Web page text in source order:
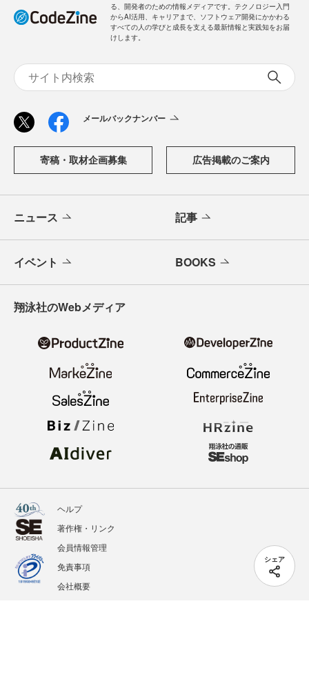
シェア
る、開発者のための情報メディアです。テクノロジー入門
からAI活用、キャリアまで、ソフトウェア開発にかかわる
すべての人の学びと成長を支える最新情報と実践知をお届
けします。
メールバックナンバー
寄稿・取材企画募集 広告掲載のご案内
ニュース 記事
イベント BOOKS
翔泳社のWebメディア
ヘルプ
著作権・リンク
会員情報管理
免責事項
会社概要